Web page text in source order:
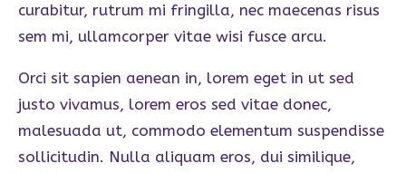
curabitur, rutrum mi fringilla, nec maecenas risus
sem mi, ullamcorper vitae wisi fusce arcu.
Orci sit sapien aenean in, lorem eget in ut sed
justo vivamus, lorem eros sed vitae donec,
malesuada ut, commodo elementum suspendisse
sollicitudin. Nulla aliquam eros, dui similique,